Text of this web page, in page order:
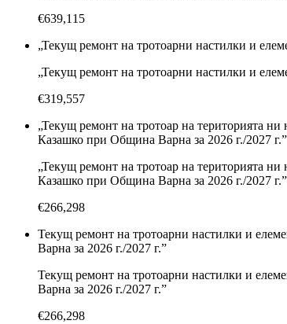
€639,115
„Текущ ремонт на тротоарни настилки и
„Текущ ремонт на тротоарни настилки и
€319,557
„Текущ ремонт на тротоар на територията
Казашко при Община Варна за 2026 г./2027 г.”
„Текущ ремонт на тротоар на територията
Казашко при Община Варна за 2026 г./2027 г.”
€266,298
Текущ ремонт на тротоарни настилки и
Варна за 2026 г./2027 г.”
Текущ ремонт на тротоарни настилки и
Варна за 2026 г./2027 г.”
€266,298